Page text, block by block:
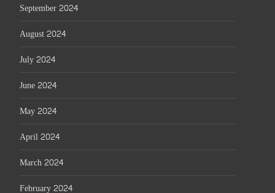
September 2024
August 2024
July 2024
June 2024
May 2024
April 2024
March 2024
February 2024